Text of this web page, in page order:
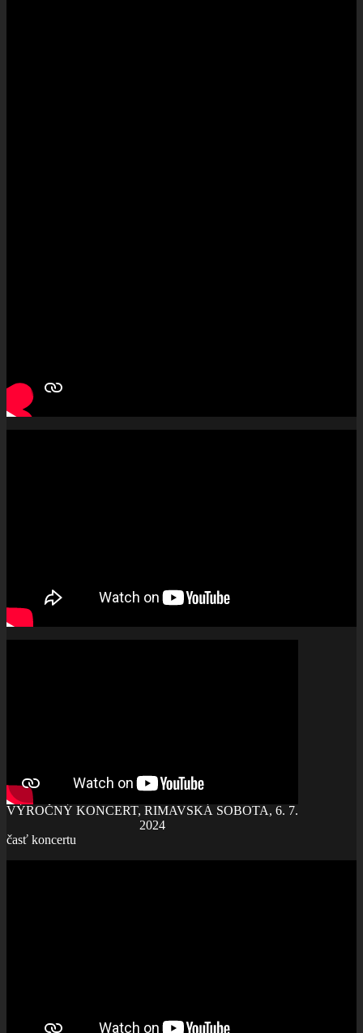
VÝROČNÝ KONCERT, RIMAVSKÁ SOBOTA, 6. 7.
2024
časť koncertu